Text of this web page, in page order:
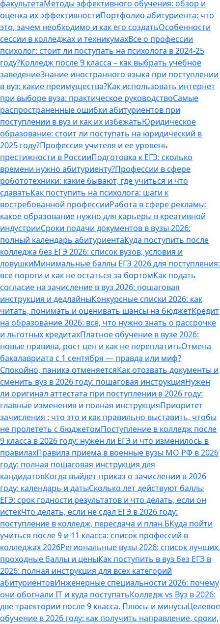
факультетаМетоды эффективного обучения: обзор и
оценка их эффективностиПортфолио абитуриента: что
это, зачем необходимо и как его создатьОсобенности
сессии в колледжах и техникумахВсе о профессии
психолог: стоит ли поступать на психолога в 2024-25
году?Колледж после 9 класса – как выбрать учебное
заведениеЗнание иностранного языка при поступлении
в вуз: какие преимущества?Как использовать интернет
при выборе вуза: практическое руководствоСамые
распространенные ошибки абитуриентов при
поступлении в вуз и как их избежатьЮридическое
образование: стоит ли поступать на юридический в
2025 году?Профессия учителя и ее уровень
престижности в РоссииПодготовка к ЕГЭ: сколько
времени нужно абитуриенту?Профессии в сфере
робототехники: какие бывают, где учиться и что
сдаватьКак поступить на психолога: шаги к
востребованной профессииРабота в сфере рекламы:
какое образование нужно для карьеры в креативной
индустрииСроки подачи документов в вузы 2026:
полный календарь абитуриентаКуда поступить после
колледжа без ЕГЭ 2026: список вузов, условия и
ловушкиМинимальные баллы ЕГЭ 2026 для поступления:
все пороги и как не остаться за бортомКак подать
согласие на зачисление в вуз 2026: пошаговая
инструкция и дедлайныКонкурсные списки 2026: как
читать, понимать и оценивать шансы на бюджетКредит
на образование 2026: всё, что нужно знать о рассрочке
и льготных кредитахПлатное обучение в вузе 2026:
новые правила, рост цен и как не переплатитьОтмена
бакалавриата с 1 сентября — правда или миф?
Спокойно, паника отменяетсяКак отозвать документы и
сменить вуз в 2026 году: пошаговая инструкцияНужен
ли оригинал аттестата при поступлении в 2026 году:
главные изменения и полная инструкцияПриоритет
зачисления : что это и как правильно выставить, чтобы
не пролететь с бюджетомПоступление в колледж после
9 класса в 2026 году: нужен ли ЕГЭ и что изменилось в
правилахПравила приема в военные вузы МО РФ в 2026
году: полная пошаговая инструкция для
кандидатовКогда выйдет приказ о зачислении в 2026
году: календарь и датыСколько лет действуют баллы
ЕГЭ: срок годности результатов и что делать, если он
истекЧто делать, если не сдал ЕГЭ в 2026 году:
поступление в колледж, пересдача и план БКуда пойти
учиться после 9 и 11 класса: список профессий в
колледжах 2026Региональные вузы 2026: список лучших,
проходные баллы и ценыКак поступить в вуз без ЕГЭ в
2026: полная инструкция для всех категорий
абитуриентовИнженерные специальности 2026: почему
они обогнали IT и куда поступатьКолледж vs Вуз в 2026:
две траектории после 9 класса. Плюсы и минусыЦелевое
обучение в 2026 году: как получить направление, сроки,